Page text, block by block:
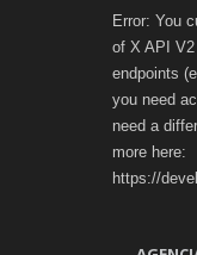
Error: You
of X API
endpoints
you need
need a
more here:
https://